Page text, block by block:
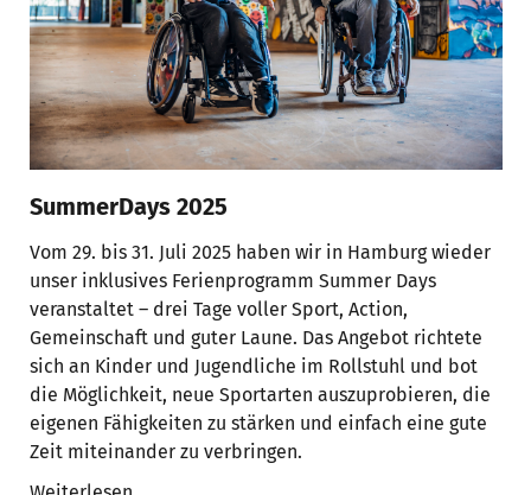
SummerDays 2025
Vom 29. bis 31. Juli 2025 haben wir in Hamburg wieder
unser inklusives Ferienprogramm Summer Days
veranstaltet – drei Tage voller Sport, Action,
Gemeinschaft und guter Laune. Das Angebot richtete
sich an Kinder und Jugendliche im Rollstuhl und bot
die Möglichkeit, neue Sportarten auszuprobieren, die
eigenen Fähigkeiten zu stärken und einfach eine gute
Zeit miteinander zu verbringen.